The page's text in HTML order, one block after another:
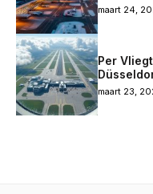
maart 24,
Per
maart 23,